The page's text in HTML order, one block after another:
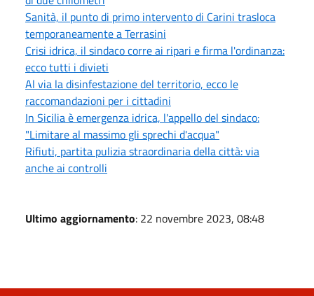
Sanità, il punto di primo intervento di Carini trasloca
temporaneamente a Terrasini
Crisi idrica, il sindaco corre ai ripari e firma l'ordinanza:
ecco tutti i divieti
Al via la disinfestazione del territorio, ecco le
raccomandazioni per i cittadini
In Sicilia è emergenza idrica, l'appello del sindaco:
"Limitare al massimo gli sprechi d'acqua"
Rifiuti, partita pulizia straordinaria della città: via
anche ai controlli
Ultimo aggiornamento: 22 novembre 2023, 08:48